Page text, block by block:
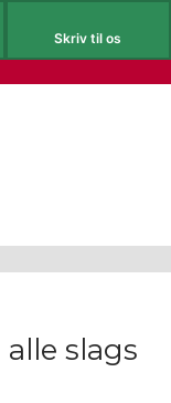
slags
Skriv til os